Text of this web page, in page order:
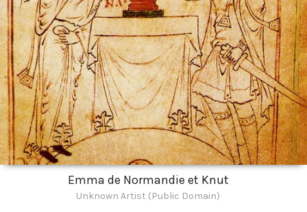
Emma de Normandie et Knut
Unknown Artist (Public Domain)